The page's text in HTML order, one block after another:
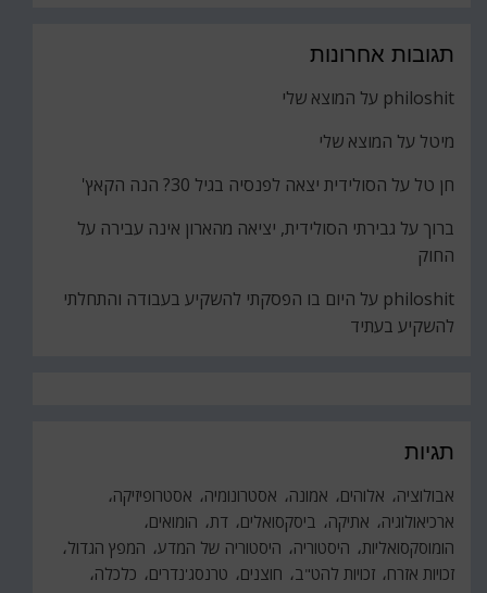
תגובות אחרונות
philoshit על המוצא שלי
מיטל על המוצא שלי
חן טל על הסולידית יצאה לפנסיה בגיל 30? הנה הקאץ'
ברוך על גבירתי הסולידית, יציאה מהארון אינה עבירה על
החוק
philoshit על היום בו הפסקתי להשקיע בעבודה והתחלתי
להשקיע בעתיד
תגיות
אבולוציה אלוהים אמונה אסטרונומיה
אסטרופיזיקה
ארכיאולוגיה
אתיקה ביסקסואלים דת הומואים
הומוסקסואליות היסטוריה היסטוריה של המדע המפץ הגדול
זכויות אזרח זכויות להט"ב חוצנים טרנסג'נדרים
כלכלה